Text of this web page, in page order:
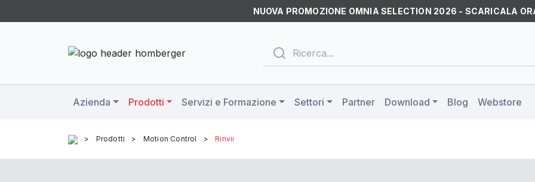
NUOVA PROMOZIONE OMNIA SELECTION 2026 - SCARICALA
Azienda Prodotti Servizi e Formazione Settori Partner Download Blog Webstore
> Prodotti > Motion Control > Rinvii